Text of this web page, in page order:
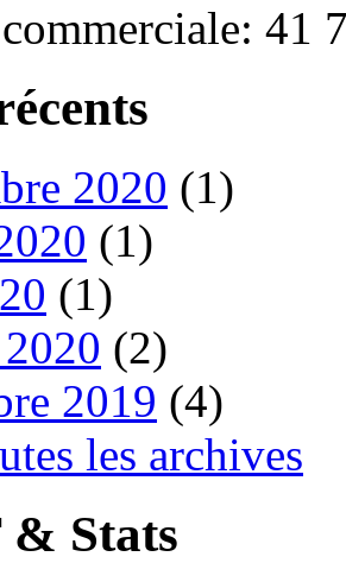
41
2020 (1)
(1)
(1)
(2)
2019 (4)
les archives
& Stats